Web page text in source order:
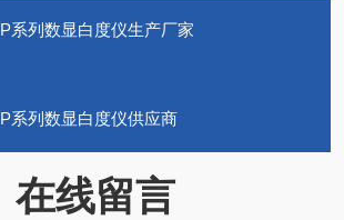
系列数显白度仪生产厂家
系列数显白度仪供应商
在线留言